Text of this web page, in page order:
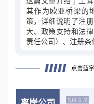
其作为欧亚桥梁的
策，详细说明了注
大、政策支持和法
责任公司）、注册
等）和基本流程。